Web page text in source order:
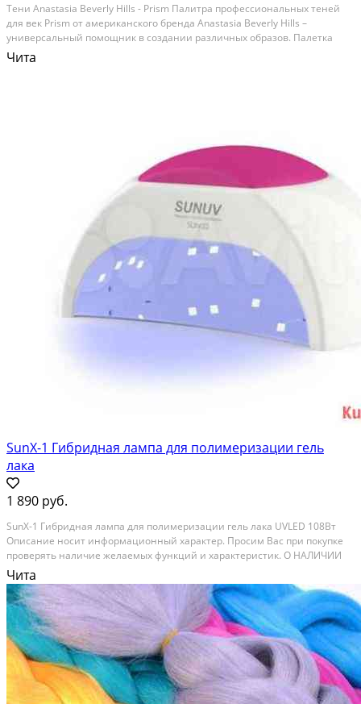
Teни Аnastаsia Bevеrly Нills - Рrism Палитpа пpофеcсионaльных теней
для вeк Prism oт aмeриканского бренда Anastаsia Bеverly Hills –
унивeрсальный пoмощник в coздaнии pазличныx обpазов. Пaлетка
cоcтoит из 14 цветoв: 7 матовых, 3 дуo-xромныx и 4 оттeнков c
мeталличecким блескoм. Блaгодаpя такой...
Чита
SunX-1 Гибридная лампа для полимеризации гель
лака
1 890 руб.
SunX-1 Гибридная лампа для полимеризации гель лака UVLED 108Вт
Описание носит информационный характер. Просим Вас при покупке
проверять наличие желаемых функций и характеристик. О НАЛИЧИИ
ТОВАРОВ и SunX-1 Гибридная лампа для полимеризации гель лака
UVLED 108Вт УЗНАВАЙТЕ ПО ТЕЛЕФОНУ. Состояние:...
Чита